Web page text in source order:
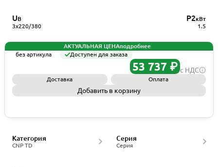
UВ
3x220/380
P2кВт
1.5
АКТУАЛЬНАЯ ЦЕНАподробнее
без артикула
Доступен для заказа
53 737 ₽ с НДС
Доставка Оплата
Добавить в корзину
CNP TD
Категория
Серия
Серия